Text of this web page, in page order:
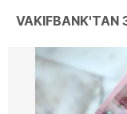
VAKIFBANK'TAN